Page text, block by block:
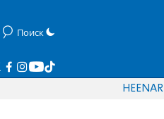
Поиск
HEENAR